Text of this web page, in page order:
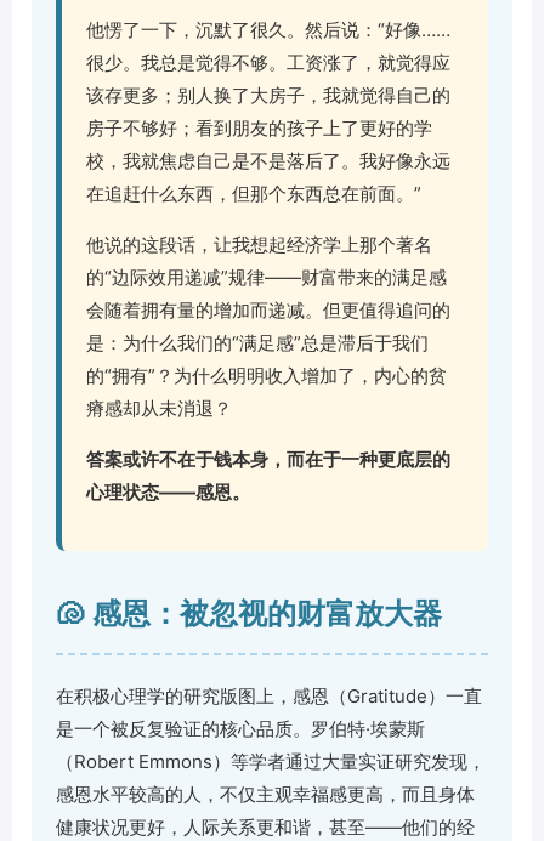
他愣了一下，沉默了很久。然后说：“好像……
很少。我总是觉得不够。工资涨了，就觉得应
该存更多；别人换了大房子，我就觉得自己的
房子不够好；看到朋友的孩子上了更好的学
校，我就焦虑自己是不是落后了。我好像永远
在追赶什么东西，但那个东西总在前面。”
他说的这段话，让我想起经济学上那个著名
的“边际效用递减”规律——财富带来的满足感
会随着拥有量的增加而递减。但更值得追问的
是：为什么我们的“满足感”总是滞后于我们
的“拥有”？为什么明明收入增加了，内心的贫
瘠感却从未消退？
答案或许不在于钱本身，而在于一种更底层的
心理状态——感恩。
🐚 感恩：被忽视的财富放大器
在积极心理学的研究版图上，感恩（Gratitude）一直
是一个被反复验证的核心品质。罗伯特·埃蒙斯
（Robert Emmons）等学者通过大量实证研究发现，
感恩水平较高的人，不仅主观幸福感更高，而且身体
健康状况更好，人际关系更和谐，甚至——他们的经